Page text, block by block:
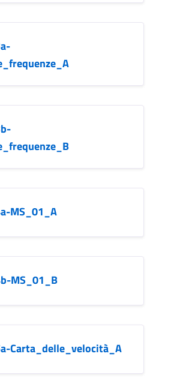
MS_01_A
MS_01_B
Carta_delle_velocità_A